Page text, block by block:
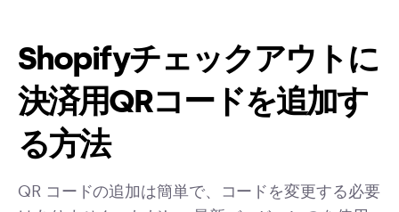
Shopifyチェックアウトに
決済用QRコードを追加す
る方法
QR コードの追加は簡単で、コードを変更する必要